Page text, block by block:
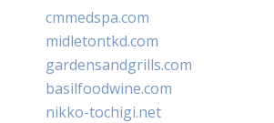
cmmedspa.com
midletontkd.com
gardensandgrills.com
basilfoodwine.com
nikko-tochigi.net